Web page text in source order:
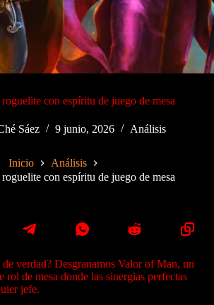
con espíritu de juego de mesa
Sáez 9 junio, 2026 Análisis
Inicio
Análisis
con espíritu de juego de mesa
verdad? Desgranamos Valor of Man, un
rol de mesa donde las sinergias perfectas
jefe.